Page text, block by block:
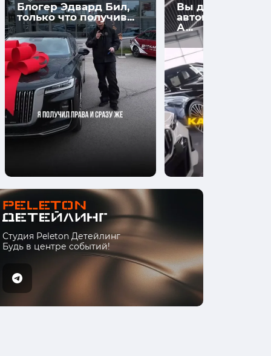
Блогер Эдвард Бил,
только что получив...
Вы думаете, что
автомобили
А...
Студия Peleton Детейлинг
Будь в центре событий!